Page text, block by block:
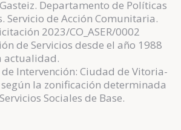
Departamento de Políticas
Servicio de Acción Comunitaria.
2023/CO_ASER/0002
de Servicios desde el año 1988
actualidad.
Intervención: Ciudad de Vitoria-
la zonificación determinada
Sociales de Base.